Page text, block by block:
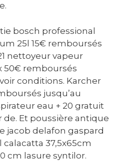
bosch professional
25l 15€ remboursés
nettoyeur vapeur
50€ remboursés
voir conditions. Karcher
jusqu’au
eau + 20 gratuit
de. Et poussière antique
jacob delafon gaspard
37,5x65cm
cm lasure syntilor.